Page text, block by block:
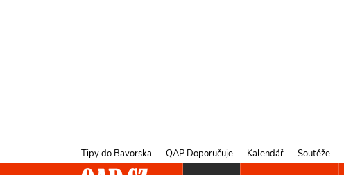
Tipy do Bavorska QAP Doporučuje Kalendář Soutěže